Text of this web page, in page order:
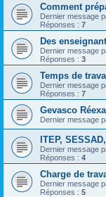
Comment
Dernier message
Réponses : 7
Des
Dernier message
Réponses : 3
Temps de
Dernier message
Réponses : 7
Gevasco
Dernier message
ITEP,
Dernier message
Réponses : 4
Charge de
Dernier message
Réponses : 5